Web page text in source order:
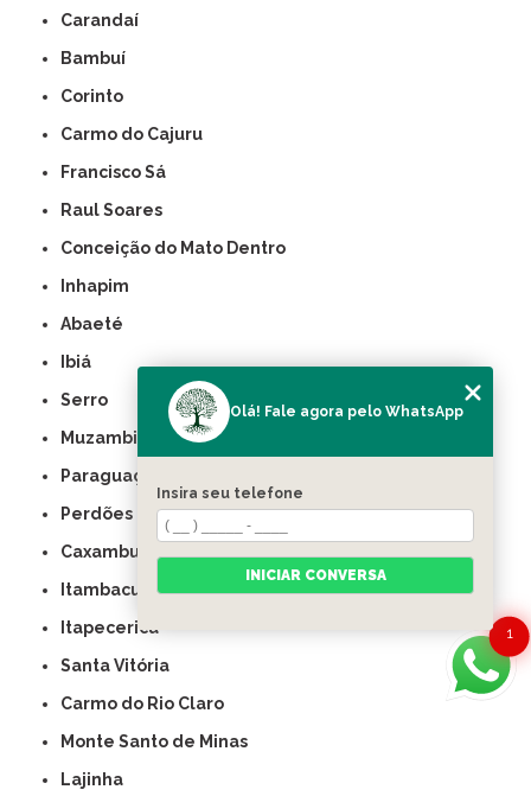
Carandaí
Bambuí
Corinto
Carmo do Cajuru
Francisco Sá
Raul Soares
Conceição do Mato Dentro
Inhapim
Abaeté
Ibiá
Serro
Muzambinho
Paraguaçu
Perdões
Caxambu
Itambacuri
Itapecerica
Santa Vitória
Carmo do Rio Claro
Monte Santo de Minas
Lajinha
1
Olá! Fale agora pelo WhatsApp
Insira seu telefone
INICIAR CONVERSA